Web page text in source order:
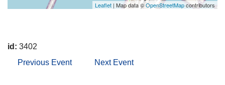
Leaflet | Map data ©OpenStreetMapcontributors
id: 3402
Previous Event
Next Event